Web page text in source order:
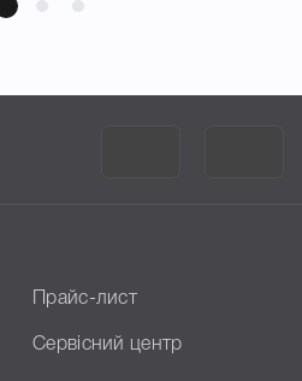
Прайс-лист
Сервісний центр